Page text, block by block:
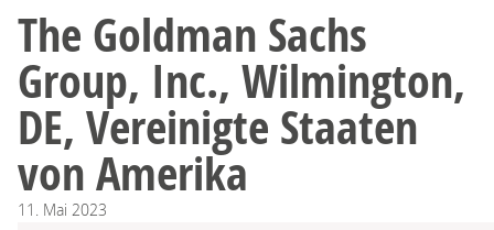
The Goldman Sachs
Group, Inc., Wilmington,
DE, Vereinigte Staaten
von Amerika
11. Mai 2023